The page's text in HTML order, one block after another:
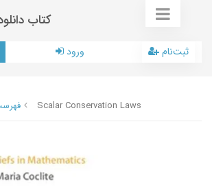
کتاب
ورود ثبت‌نام
Scalar Conservation Laws